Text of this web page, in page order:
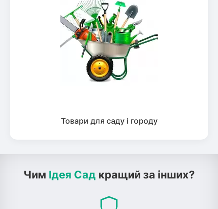
Товари для саду і городу
Чим Ідея Сад кращий за інших?